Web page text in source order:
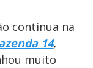
continua na
14,
muito